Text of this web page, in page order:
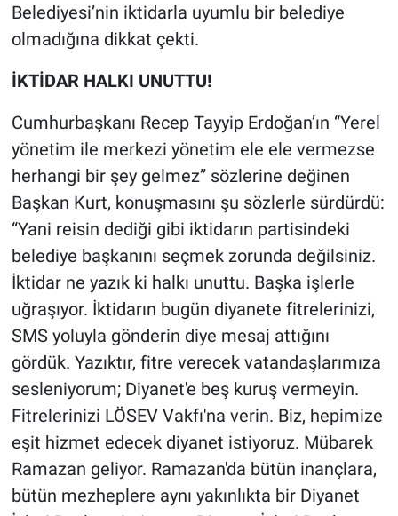
Belediyesi’nin iktidarla uyumlu bir belediye
olmadığına dikkat çekti.
İKTİDAR HALKI UNUTTU!
Cumhurbaşkanı Recep Tayyip Erdoğan’ın “Yerel
yönetim ile merkezi yönetim ele ele vermezse
herhangi bir şey gelmez” sözlerine değinen
Başkan Kurt, konuşmasını şu sözlerle sürdürdü:
“Yani reisin dediği gibi iktidarın partisindeki
belediye başkanını seçmek zorunda değilsiniz.
İktidar ne yazık ki halkı unuttu. Başka işlerle
uğraşıyor. İktidarın bugün diyanete fitrelerinizi,
SMS yoluyla gönderin diye mesaj attığını
gördük. Yazıktır, fitre verecek vatandaşlarımıza
sesleniyorum; Diyanet'e beş kuruş vermeyin.
Fitrelerinizi LÖSEV Vakfı'na verin. Biz, hepimize
eşit hizmet edecek diyanet istiyoruz. Mübarek
Ramazan geliyor. Ramazan'da bütün inançlara,
bütün mezheplere aynı yakınlıkta bir Diyanet